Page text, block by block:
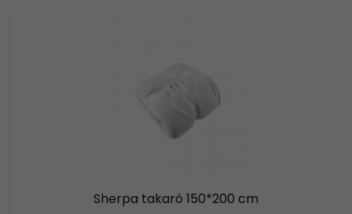
Sherpa takaró 150*200 cm